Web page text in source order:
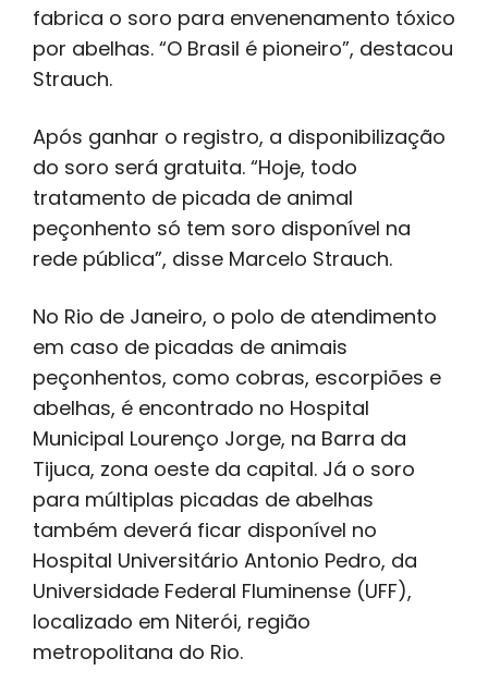
fabrica o soro para envenenamento tóxico
por abelhas. “O Brasil é pioneiro”, destacou
Strauch.
Após ganhar o registro, a disponibilização
do soro será gratuita. “Hoje, todo
tratamento de picada de animal
peçonhento só tem soro disponível na
rede pública”, disse Marcelo Strauch.
No Rio de Janeiro, o polo de atendimento
em caso de picadas de animais
peçonhentos, como cobras, escorpiões e
abelhas, é encontrado no Hospital
Municipal Lourenço Jorge, na Barra da
Tijuca, zona oeste da capital. Já o soro
para múltiplas picadas de abelhas
também deverá ficar disponível no
Hospital Universitário Antonio Pedro, da
Universidade Federal Fluminense (UFF),
localizado em Niterói, região
metropolitana do Rio.